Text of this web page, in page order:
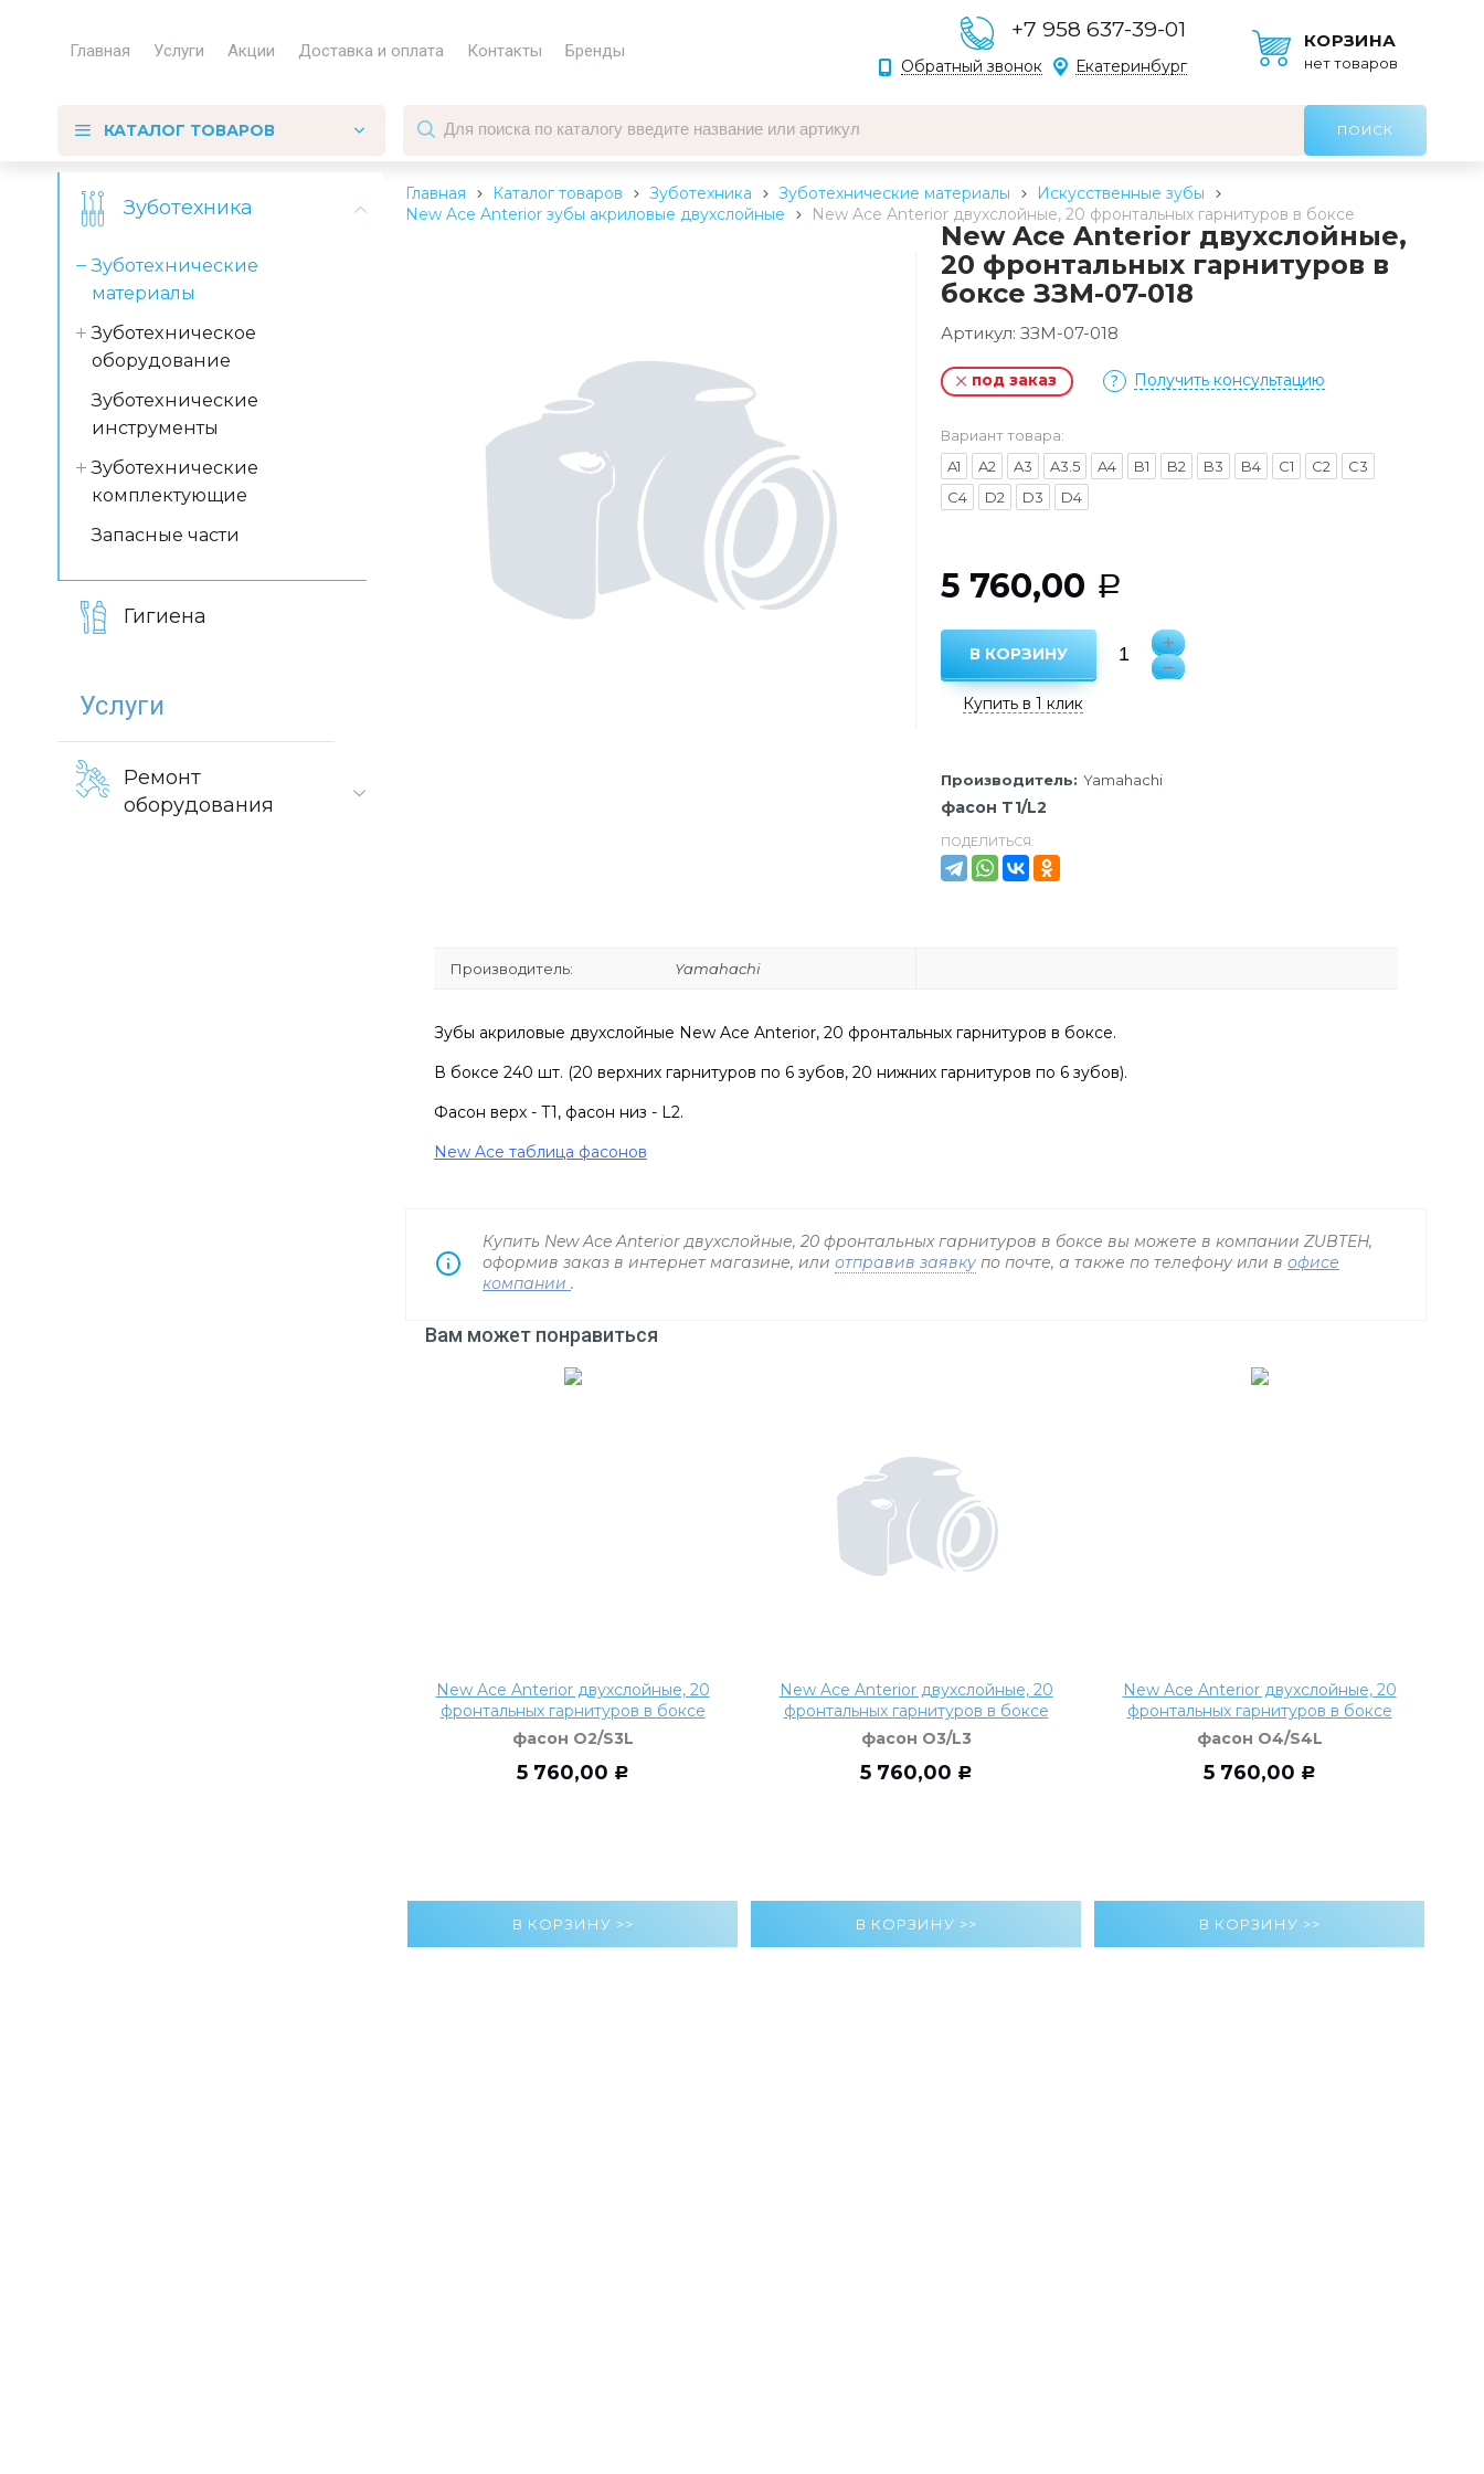
Главная Услуги Акции Доставка и оплата Контакты Бренды
+7 958 637-39-01
Обратный звонок Екатеринбург
КОРЗИНА
нет товаров
КАТАЛОГ ТОВАРОВ
Зуботехника
Зуботехнические
материалы
Зуботехническое
оборудование
Зуботехнические
инструменты
Зуботехнические
комплектующие
Запасные части
Гигиена
Услуги
Ремонт
оборудования
Главная Каталог товаров Зуботехника Зуботехнические материалы
Искусственные зубы
New Ace Anterior зубы акриловые двухслойные
New Ace Anterior двухслойные, 20 фронтальных гарнитуров в боксе
New Ace Anterior двухслойные,
20 фронтальных гарнитуров в
боксе ЗЗМ-07-018
Артикул: ЗЗМ-07-018
под заказ Получить консультацию
Вариант товара:
A1
A2 A3 A3.5 A4 B1 B2 B3 B4 C1 C2
C3
C4
D2 D3 D4
5 760,00 Р
В КОРЗИНУ
Купить в 1 клик
Производитель: Yamahachi
фасон T1/L2
ПОДЕЛИТЬСЯ:
Производитель: Yamahachi
Зубы акриловые двухслойные New Ace Anterior, 20 фронтальных гарнитуров в боксе.
В боксе 240 шт. (20 верхних гарнитуров по 6 зубов, 20 нижних гарнитуров по 6 зубов).
Фасон верх - T1, фасон низ - L2.
New Ace таблица фасонов
Купить New Ace Anterior двухслойные, 20 фронтальных гарнитуров в боксе вы можете в компании ZUBTEH,
оформив заказ в интернет магазине, или отправив заявку по почте, а также по телефону или в офисе
компании .
Вам может понравиться
New Ace Anterior двухслойные, 20
фронтальных гарнитуров в боксе
фасон O2/S3L
5 760,00 Р
New Ace Anterior двухслойные, 20
фронтальных гарнитуров в боксе
фасон O3/L3
5 760,00 Р
New Ace Anterior двухслойные, 20
фронтальных гарнитуров в боксе
фасон O4/S4L
5 760,00 Р